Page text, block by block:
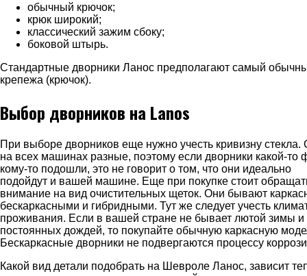
обычный крючок;
крюк широкий;
классический зажим сбоку;
боковой штырь.
Стандартные дворники Ланос предполагают самый
крепежа (крючок).
Выбор дворников на Lanos
При выборе дворников еще нужно учесть кривизну стекла.
на всех машинах разные, поэтому если дворники какой-то
кому-то подошли, это не говорит о том, что они идеально
подойдут и вашей машине. Еще при покупке стоит
внимание на вид очистительных щеток. Они бывают
бескаркасными и гибридными. Тут же следует учесть
проживания. Если в вашей стране не бывает лютой зимы и
постоянных дождей, то покупайте обычную каркасную
Бескаркасные дворники не подвергаются процессу
Какой вид детали подобрать на Шевроле Ланос, зависит